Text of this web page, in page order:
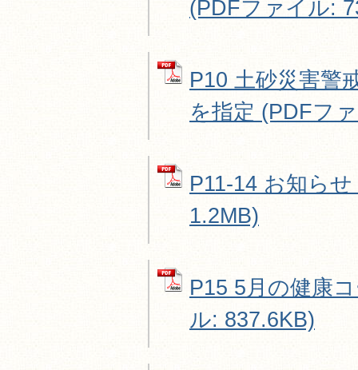
(PDFファイル:
P10 土砂災害警
を指定 (PDFフ
P11-14 お知ら
1.2MB)
P15 5月の健康
ル: 837.6KB)